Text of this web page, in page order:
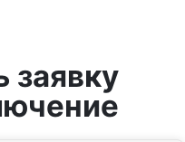
заявку